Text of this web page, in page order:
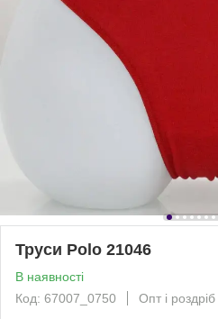
Труси Polo 21046
В наявності
Код: 67007_0750
Опт і роздріб